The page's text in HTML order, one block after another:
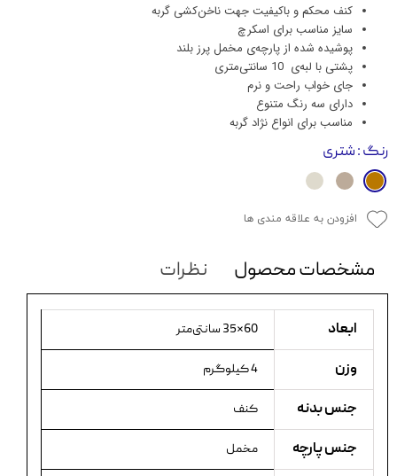
کنف محکم و باکیفیت جهت ناخن‌کشی گربه
سایز مناسب برای اسکرچ
پوشیده شده از پارچه‌ی مخمل پرز بلند
پشتی با لبه‌ی 10 سانتی‌متری
جای خواب راحت و نرم
دارای سه رنگ متنوع
مناسب برای انواع نژاد گربه
رنگ: شتری
افزودن به علاقه مندی ها
مشخصات محصول نظرات
ابعاد 60×35 سانتی‌متر
وزن 4 کیلوگرم
جنس بدنه کنف
جنس پارچه مخمل